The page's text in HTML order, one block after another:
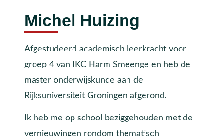
Michel Huizing
Afgestudeerd academisch leerkracht voor
groep 4 van IKC Harm Smeenge en heb de
master onderwijskunde aan de
Rijksuniversiteit Groningen afgerond.
Ik heb me op school beziggehouden met de
vernieuwingen rondom thematisch